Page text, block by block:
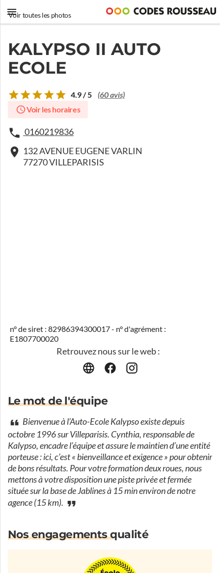
Voir toutes les photos
KALYPSO II AUTO
ECOLE
4.9 / 5 (60 avis)
Voir les horaires
0160219836
132 AVENUE EUGENE VARLIN
77270 VILLEPARISIS
n° de siret : 82986394300017 - n° d'agrément :
E1807700020
Retrouvez nous sur le web :
Le mot de l'équipe
Bienvenue à l’Auto-Ecole Kalypso existe depuis
octobre 1996 sur Villeparisis. Cynthia, responsable de
Kalypso, encadre l’équipe et assure le maintien d’une entité
porteuse : ici, c’est « bienveillance et exigence » pour obtenir
de bons résultats. Pour votre formation deux roues, nous
mettons à votre disposition une piste privée et fermée
située sur la base de Jablines à 15 min environ de notre
agence (15 km).
Nos engagements qualité